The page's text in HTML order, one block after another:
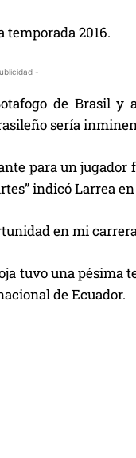
temporada 2016.
-
de Brasil
sería
para un
indicó Larrea
en mi
tuvo una pésima
de Ecuador.